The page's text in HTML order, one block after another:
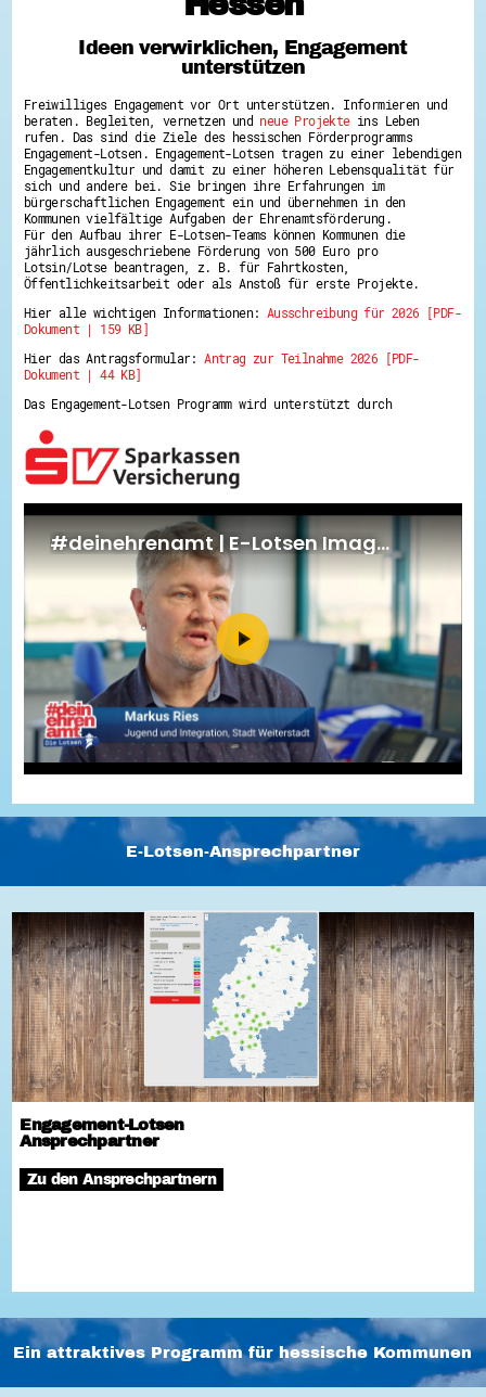
Hessen hilft Ukraine
Zeig uns dein Ehrenamt
Wettbewerb | Trikotwettbewerb
Wettbewerb | 80 Jahre Hessen - Engagement
mit Herz
8 Vereine x 80 Jahre x 1.000 €
Ausgezeichnete Projekte
Menschen des Respekts
SHARE IT: Teile deine Infos!
Gestalte dein Ehrenamt
Ehrenamts-Card Hessen
Engagement-Lotsen
Crowdfunding - Viele schaffen mehr
Ehrentag
Hessen engagiert - Digitale Themenabende
Kompetenznachweis Hessen
Service-Learning
Mach dich schlau
GEMA-Pakt
Di@-Lotsen in Hessen
Energiepreiskrise und Ehrenamt
Flüchtlingshilfe + Integration
Generationsübergreifend aktiv
Patenschaftsprojekte
Qualifizierung & Fortbildung
Stiftungen
Vereine, Spenden, Steuern - Gut zu Wissen
Versicherungsschutz
Wissenswertes rund um dein Ehrenamt
Zahlen, Daten, Fakten aus Hessen
Service
Suche
Downloads
Kontakt
Impressum
Barriere melden
Ideen verwirklichen, Engagement
unterstützen
Freiwilliges Engagement vor Ort unterstützen. Informieren und
beraten. Begleiten, vernetzen und neue Projekteins Leben
rufen. Das sind die Ziele des hessischen Förderprogramms
Engagement-Lotsen. Engagement-Lotsen tragen zu einer lebendigen
Engagementkultur und damit zu einer höheren Lebensqualität für
sich und andere bei. Sie bringen ihre Erfahrungen im
bürgerschaftlichen Engagement ein und übernehmen in den
Kommunen vielfältige Aufgaben der Ehrenamtsförderung.
Für den Aufbau ihrer E-Lotsen-Teams können Kommunen die
jährlich ausgeschriebene Förderung von 500 Euro pro
Lotsin/Lotse beantragen, z. B. für Fahrtkosten,
Öffentlichkeitsarbeit oder als Anstoß für erste Projekte.
Hier alle wichtigen Informationen: Ausschreibung für 2026 [PDF-
Dokument | 159 KB]
Hier das Antragsformular:Antrag zur Teilnahme 2026 [PDF-
Dokument | 44 KB]
Das Engagement-Lotsen Programm wird unterstützt durch
E-Lotsen-Ansprechpartner
Engagement-Lotsen
Ansprechpartner
Zu den Ansprechpartnern
Ein attraktives Programm für hessische Kommunen